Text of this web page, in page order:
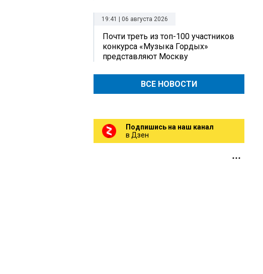
19:41 | 06 августа 2026
Почти треть из топ-100 участников
конкурса «Музыка Гордых»
представляют Москву
ВСЕ НОВОСТИ
Подпишись на наш канал
в Дзен